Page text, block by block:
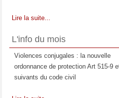
Lire la suite...
étendue de son appréciation
Les relations entre l'enfant et la
L'info du mois
Violences conjugales : la nouvelle
ordonnance de protection Art 515-9
suivants du code civil